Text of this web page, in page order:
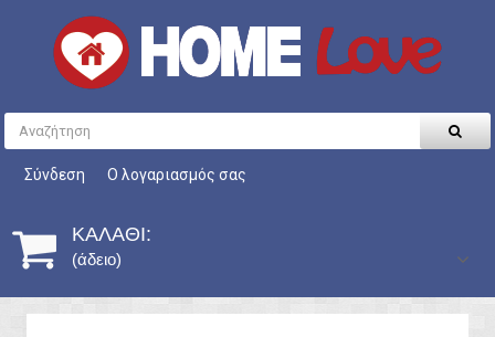
Σύνδεση Ο λογαριασμός σας
ΚΑΛΆΘΙ:
(άδειο)